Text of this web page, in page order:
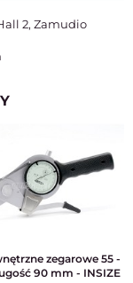
2, Zamudio
90 mm - INSIZE